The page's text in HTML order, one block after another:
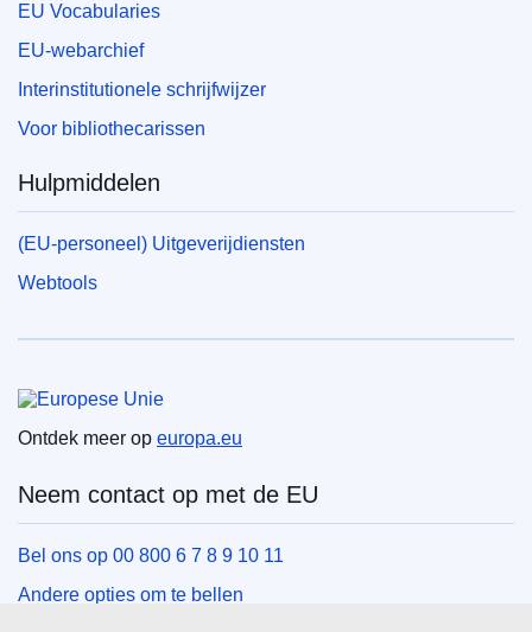
EU Vocabularies
EU-webarchief
Interinstitutionele schrijfwijzer
Voor bibliothecarissen
Hulpmiddelen
(EU-personeel) Uitgeverijdiensten
Webtools
Ontdek meer op europa.eu
Neem contact op met de EU
Bel ons op 00 800 6 7 8 9 10 11
Andere opties om te bellen